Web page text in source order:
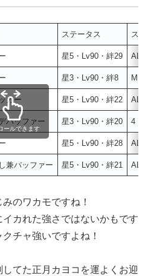
ステータス ス
星5・Lv90・絆29
星3・Lv90・絆8 M・
カー 星5・Lv90・絆22
バッファー 星3・Lv90・絆20 4・
星5・Lv90・絆28
兼バッファー 星5・Lv90・絆21
ールできます
のワカモですね！
カれた強さではないかもです
チャ強いですよね！
てた正月カヨコを運よくお迎